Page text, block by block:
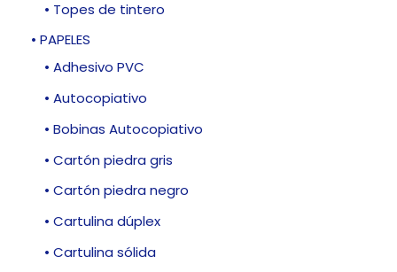
• Topes de tintero
• PAPELES
• Adhesivo PVC
• Autocopiativo
• Bobinas Autocopiativo
• Cartón piedra gris
• Cartón piedra negro
• Cartulina dúplex
• Cartulina sólida